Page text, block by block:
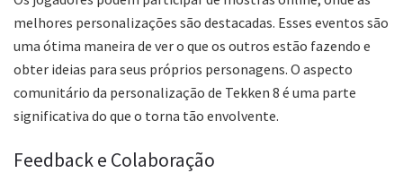
melhores personalizações são destacadas. Esses eventos são
uma ótima maneira de ver o que os outros estão fazendo e
obter ideias para seus próprios personagens. O aspecto
comunitário da personalização de Tekken 8 é uma parte
significativa do que o torna tão envolvente.
Feedback e Colaboração